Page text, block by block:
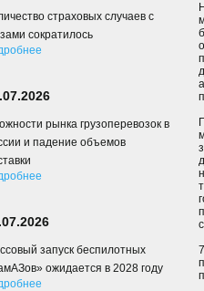
страховых случаев с
сократилось
рынка грузоперевозок в
и падение объемов
запуск беспилотных
ожидается в 2028 году